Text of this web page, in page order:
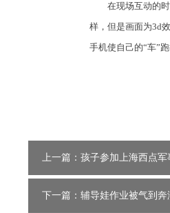
在现场互动的时
样，但是画面为3d
手机使自己的“车”
上一篇：孩子参加上海西点
下一篇：辅导娃作业被气到奔